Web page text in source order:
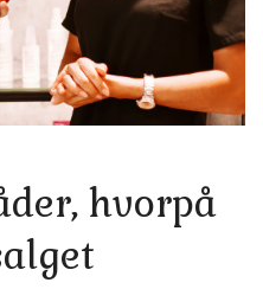
hvorpå